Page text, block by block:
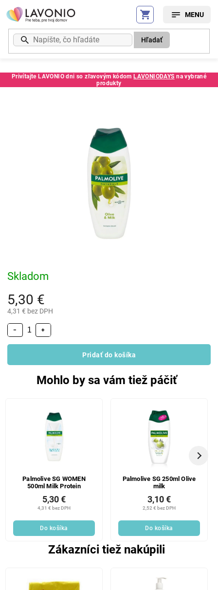
Prejsť
na
obsah
Privítajte LAVONIO dni so zľavovým kódom LAVONIODAYS na vybrané
produkty
Hľadať
8714789733166CE
5,30 €
4,31 € bez DPH
Skladom
+
−
Pridať do košíka
Mohlo by sa vám tiež páčiť
Palmolive SG WOMEN
500ml Milk Protein
4,31 € bez DPH
5,30 €
Do košíka
Palmolive SG 250ml Olive
milk
2,52 € bez DPH
3,10 €
Do košíka
Zákazníci tiež nakúpili